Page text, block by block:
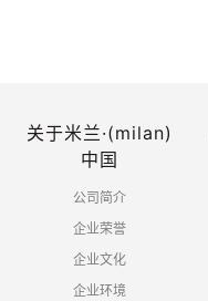
5
关于米兰·(milan)
中国
公司简介
企业荣誉
企业文化
企业环境